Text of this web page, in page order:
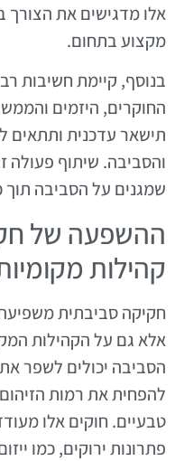
אלו מדגישים את
מקצוע בתחום.
בנוסף, קיימת חשיבות
החוקרים, היזמים
תישאר עדכנית
והסביבה. שיתוף פעולה
שמגנים על הסביבה תוך
ההשפעה של
קהילות
חקיקה סביבתית
אלא גם על הקהילות
הסביבה יכולים לשפר
להפחית את רמות
טבעיים. חוקים אלו
פתרונות ירוקים, כמו